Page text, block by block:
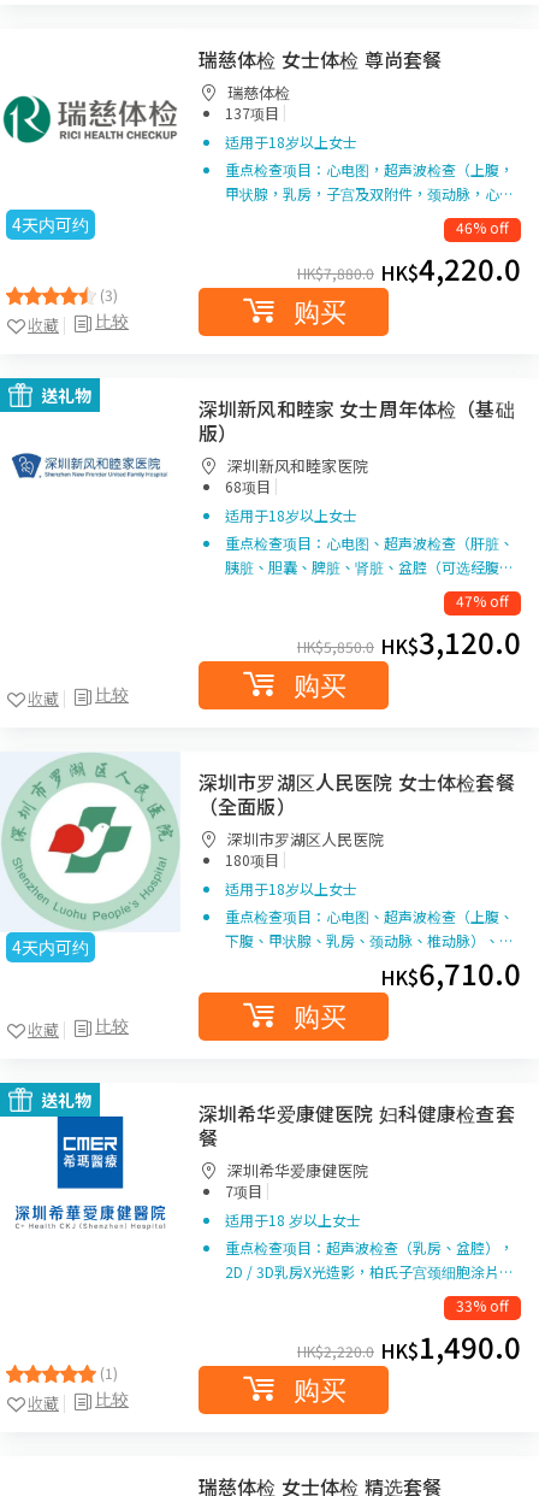
4天内可约
(3)
比较
收藏
瑞慈体检 女士体检 尊尚套餐
瑞慈体检
137项目 |
适用于18岁以上女士
重点检查项目：心电图，超声波检查（上腹，
甲状腺，乳房，子宫及双附件，颈动脉，心…
46% off
HK$7,880.0 HK$4,220.0
购买
送礼物
比较
收藏
深圳新风和睦家 女士周年体检（基础
版）
深圳新风和睦家医院
68项目 |
适用于18岁以上女士
重点检查项目：心电图、超声波检查（肝脏、
胰脏、胆囊、脾脏、肾脏、盆腔（可选经腹…
47% off
HK$5,850.0 HK$3,120.0
购买
4天内可约
比较
收藏
深圳市罗湖区人民医院 女士体检套餐
（全面版）
深圳市罗湖区人民医院
180项目 |
适用于18岁以上女士
重点检查项目：心电图、超声波检查（上腹、
下腹、甲状腺、乳房、颈动脉、椎动脉）、…
HK$6,710.0
购买
送礼物
(1)
比较
收藏
深圳希华爱康健医院 妇科健康检查套
餐
深圳希华爱康健医院
7项目 |
适用于18 岁以上女士
重点检查项目：超声波检查（乳房、盆腔），
2D / 3D乳房X光造影，柏氏子宫颈细胞涂片…
33% off
HK$2,220.0 HK$1,490.0
购买
瑞慈体检 女士体检 精选套餐